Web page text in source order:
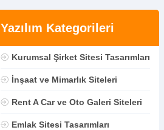
Yazılım Kategorileri
Kurumsal Şirket Sitesi Tasarımları
İnşaat ve Mimarlık Siteleri
Rent A Car ve Oto Galeri Siteleri
Emlak Sitesi Tasarımları